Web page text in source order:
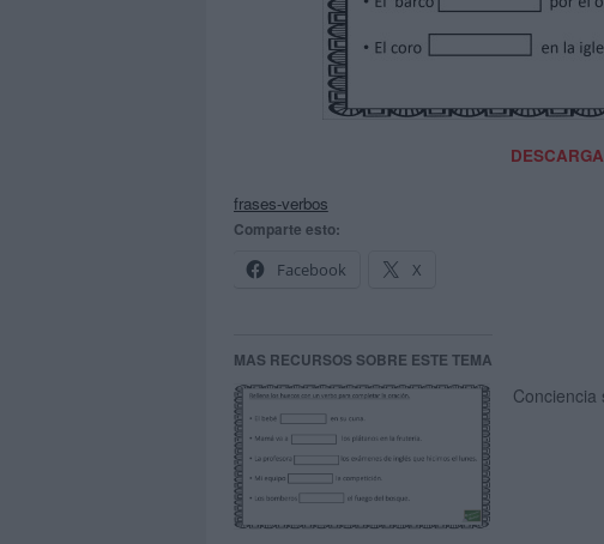
frases-verbos
Comparte esto:
Facebook
X
MAS RECURSOS SOBRE ESTE TEMA
Conciencia